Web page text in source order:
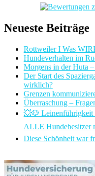
Neueste Beiträge
Rottweiler I Was
Hundeverhalten im
Morgens in der Huta –
Der Start des
wirklich?
Grenzen
Überraschung –
💥🐶 Leinenführigkeit
ALLE Hundebesitzer
Diese Schönheit war